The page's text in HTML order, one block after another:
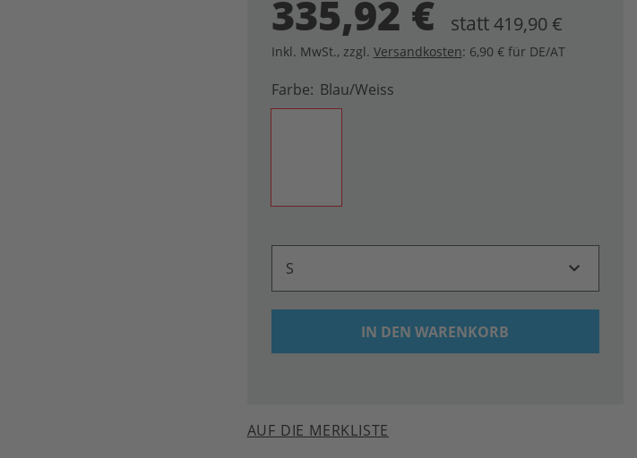
335,92 € statt 419,90 €
Inkl. MwSt., zzgl. Versandkosten: 6,90 € für DE/AT
Farbe Blau/weiss
S
IN DEN WARENKORB
AUF DIE MERKLISTE